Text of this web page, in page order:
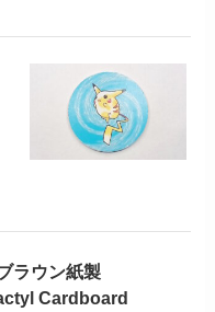
ラウン紙製
Cardboard